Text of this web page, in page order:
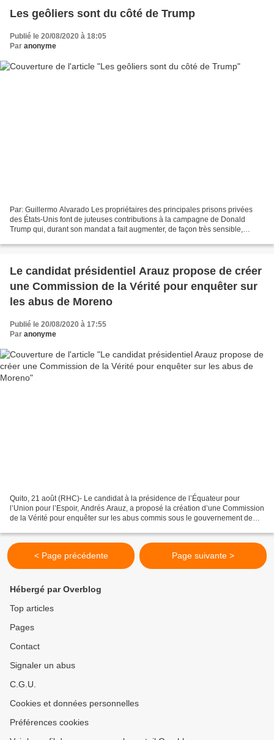
Les geôliers sont du côté de Trump
Publié le 20/08/2020 à 18:05
Par anonyme
Par: Guillermo Alvarado Les propriétaires des principales prisons privées
des États-Unis font de juteuses contributions à la campagne de Donald
Trump qui, durant son mandat a fait augmenter, de façon très sensible,
Le candidat présidentiel Arauz propose de créer
une Commission de la Vérité pour enquêter sur
les abus de Moreno
Publié le 20/08/2020 à 17:55
Par anonyme
Quito, 21 août (RHC)- Le candidat à la présidence de l’Équateur pour
l’Union pour l’Espoir, Andrés Arauz, a proposé la création d’une Commission
de la Vérité pour enquêter sur les abus commis sous le gouvernement de
< Page précédente Page suivante >
Hébergé par Overblog
Top articles
Pages
Contact
Signaler un abus
C.G.U.
Cookies et données personnelles
Préférences cookies